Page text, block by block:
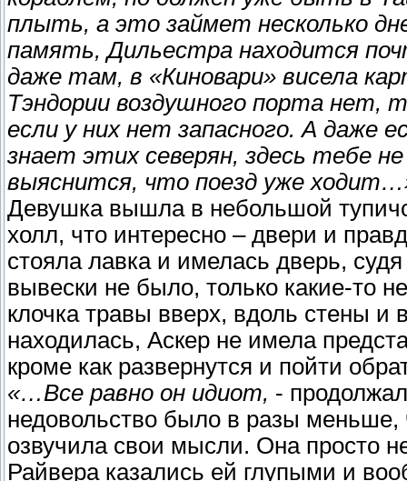
плыть, а это займет несколько
память, Дильестра находится
даже там, в «Киновари» висела
Тэндории воздушного порта нет,
если у них нет запасного. А даже
знает этих северян, здесь тебе
выяснится, что поезд уже
Девушка вышла в небольшой
холл, что интересно – двери и
стояла лавка и имелась дверь,
вывески не было, только какие-то
клочка травы вверх, вдоль стены
находилась, Аскер не имела
кроме как развернутся и пойти
«…Все равно он идиот, -
недовольство было в разы меньше,
озвучила свои мысли. Она просто
Райвера казались ей глупыми и